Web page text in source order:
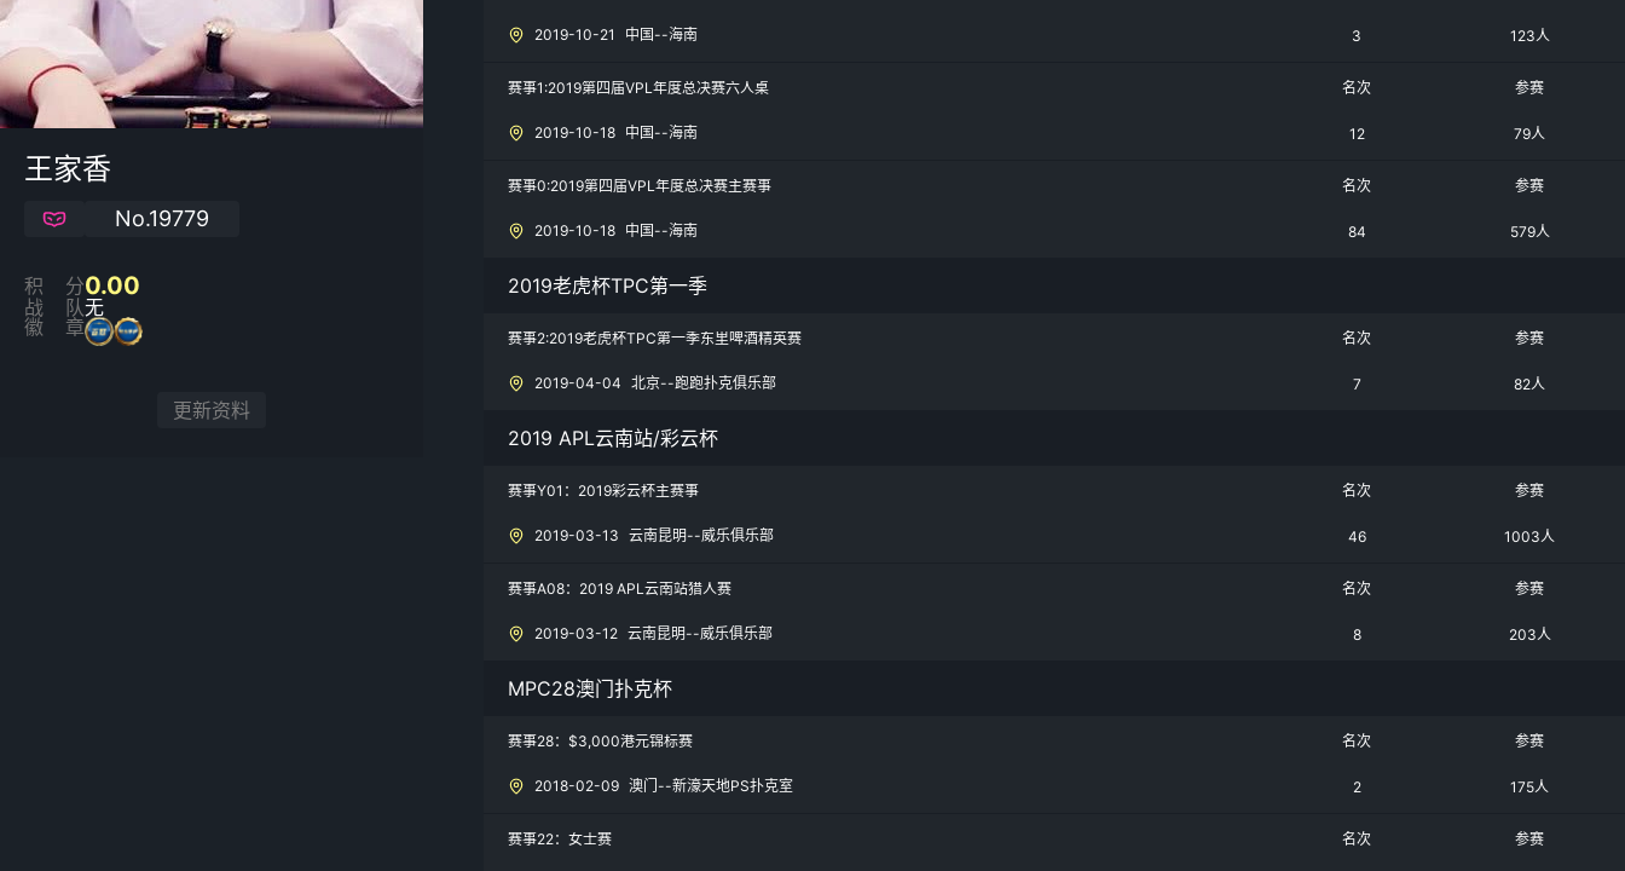
王家香
No.19779
积分0.00
战队无
徽章
更新资料
2019-10-21 中国--海南 3 123人
赛事1:2019第四届VPL年度总决赛六人桌
2019-10-18 中国--海南
名次
12
参赛
79人
赛事0:2019第四届VPL年度总决赛主赛事
2019-10-18 中国--海南
名次
84
参赛
579人
2019老虎杯TPC第一季
赛事2:2019老虎杯TPC第一季东里啤酒精英赛
2019-04-04 北京--跑跑扑克俱乐部
名次
7
参赛
82人
2019 APL云南站/彩云杯
赛事Y01：2019彩云杯主赛事
2019-03-13 云南昆明--威乐俱乐部
名次
46
参赛
1003人
赛事A08：2019 APL云南站猎人赛
2019-03-12 云南昆明--威乐俱乐部
名次
8
参赛
203人
MPC28澳门扑克杯
赛事28：$3,000港元锦标赛
2018-02-09 澳门--新濠天地PS扑克室
名次
2
参赛
175人
赛事22：女士赛 名次 参赛